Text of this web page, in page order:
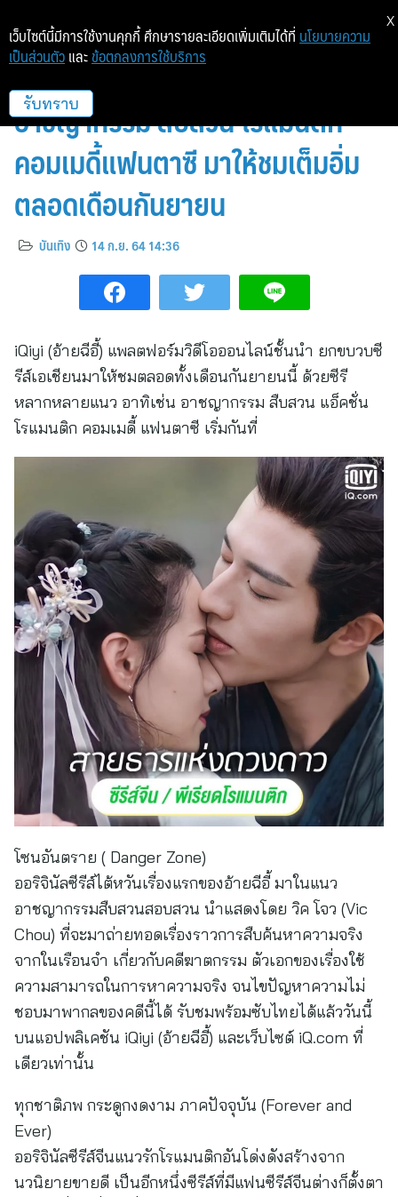
iQiyi (อ้ายฉีอี้) ยกขบวนซีรีส์
อาชญากรรม สืบสวน โรแมนติก
คอมเมดี้แฟนตาซี มาให้ชมเต็มอิ่ม
ตลอดเดือนกันยายน
บันเทิง 14 ก.ย. 64 14:36
iQiyi (อ้ายฉีอี้) แพลตฟอร์มวิดีโอออนไลน์ชั้นนำ ยกขบวบซี
รีส์เอเชียนมาให้ชมตลอดทั้งเดือนกันยายนนี้ ด้วยซีรี
หลากหลายแนว อาทิเช่น อาชญากรรม สืบสวน แอ็คชั่น
โรแมนติก คอมเมดี้ แฟนตาซี เริ่มกันที่
โซนอันตราย ( Danger Zone)
ออริจินัลซีรีส์ไต้หวันเรื่องแรกของอ้ายฉีอี้ มาในแนว
อาชญากรรมสืบสวนสอบสวน นำแสดงโดย วิค โจว (Vic
Chou) ที่จะมาถ่ายทอดเรื่องราวการสืบค้นหาความจริง
จากในเรือนจำ เกี่ยวกับคดีฆาตกรรม ตัวเอกของเรื่องใช้
ความสามารถในการหาความจริง จนไขปัญหาความไม่
ชอบมาพากลของคดีนี้ได้ รับชมพร้อมซับไทยได้แล้ววันนี้
บนแอปพลิเคชัน iQiyi (อ้ายฉีอี้) และเว็บไซต์ iQ.com ที่
เดียวเท่านั้น
ทุกชาติภพ กระดูกงดงาม ภาคปัจจุบัน (Forever and
Ever)
ออริจินัลซีรีส์จีนแนวรักโรแมนติกอันโด่งดังสร้างจาก
นวนิยายขายดี เป็นอีกหนึ่งซีรีส์ที่มีแฟนซีรีส์จีนต่างก็ตั้งตา
เว็บไซต์นี้มีการใช้งานคุกกี้ ศึกษารายละเอียดเพิ่มเติมได้ที่ นโยบายความ
เป็นส่วนตัว และ ข้อตกลงการใช้บริการ
รับทราบ
X